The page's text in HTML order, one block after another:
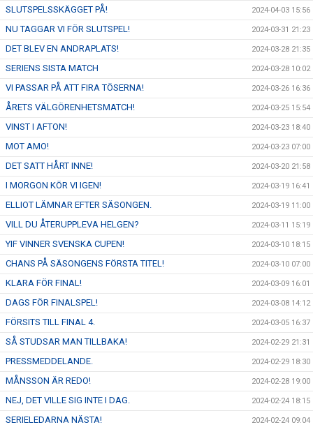
SLUTSPELSSKÄGGET PÅ! 2024-04-03 15:56
NU TAGGAR VI FÖR SLUTSPEL! 2024-03-31 21:23
DET BLEV EN ANDRAPLATS! 2024-03-28 21:35
SERIENS SISTA MATCH 2024-03-28 10:02
VI PASSAR PÅ ATT FIRA TÖSERNA! 2024-03-26 16:36
ÅRETS VÄLGÖRENHETSMATCH! 2024-03-25 15:54
VINST I AFTON! 2024-03-23 18:40
MOT AMO! 2024-03-23 07:00
DET SATT HÅRT INNE! 2024-03-20 21:58
I MORGON KÖR VI IGEN! 2024-03-19 16:41
ELLIOT LÄMNAR EFTER SÄSONGEN. 2024-03-19 11:00
VILL DU ÅTERUPPLEVA HELGEN? 2024-03-11 15:19
YIF VINNER SVENSKA CUPEN! 2024-03-10 18:15
CHANS PÅ SÄSONGENS FÖRSTA TITEL! 2024-03-10 07:00
KLARA FÖR FINAL! 2024-03-09 16:01
DAGS FÖR FINALSPEL! 2024-03-08 14:12
FÖRSITS TILL FINAL 4. 2024-03-05 16:37
SÅ STUDSAR MAN TILLBAKA! 2024-02-29 21:31
PRESSMEDDELANDE. 2024-02-29 18:30
MÅNSSON ÄR REDO! 2024-02-28 19:00
NEJ, DET VILLE SIG INTE I DAG. 2024-02-24 18:15
SERIELEDARNA NÄSTA! 2024-02-24 09:04